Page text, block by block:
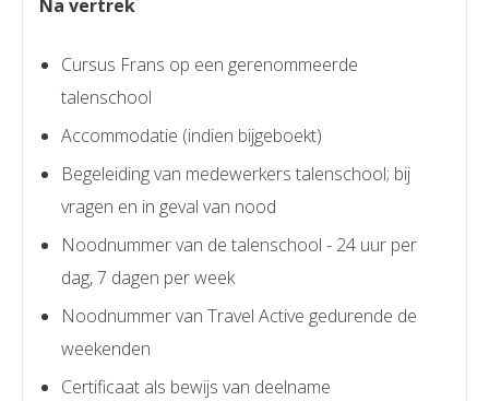
Na vertrek
Cursus Frans op een gerenommeerde
talenschool
Accommodatie (indien bijgeboekt)
Begeleiding van medewerkers talenschool; bij
vragen en in geval van nood
Noodnummer van de talenschool - 24 uur per
dag, 7 dagen per week
Noodnummer van Travel Active gedurende de
weekenden
Certificaat als bewijs van deelname